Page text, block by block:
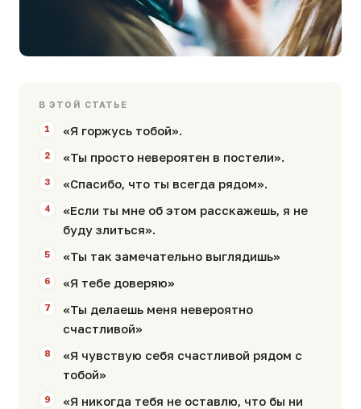
В ЭТОЙ СТАТЬЕ
«Я горжусь тобой».
«Ты просто невероятен в постели».
«Спасибо, что ты всегда рядом».
«Если ты мне об этом расскажешь, я не
буду злиться».
«Ты так замечательно выглядишь»
«Я тебе доверяю»
«Ты делаешь меня невероятно
счастливой»
«Я чувствую себя счастливой рядом с
тобой»
«Я никогда тебя не оставлю, что бы ни